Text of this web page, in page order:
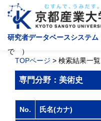
研究者データベースシステム
で ）
TOPページ > 検索結果一覧
専門分野：美術史
No. 氏名(カナ)